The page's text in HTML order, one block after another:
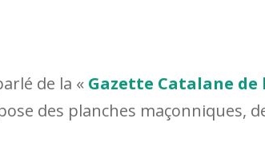
de la « Gazette Catalane
des planches maçonniques,